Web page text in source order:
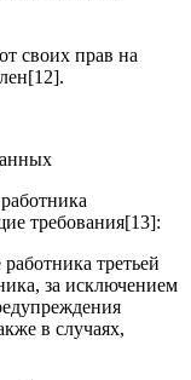
своих прав на
требования[13]:
третьей
за исключением
в случаях,